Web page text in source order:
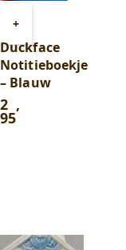
+
aan
winkelwagen
Duckface
Notitieboekje
– Blauw
2 ,
95